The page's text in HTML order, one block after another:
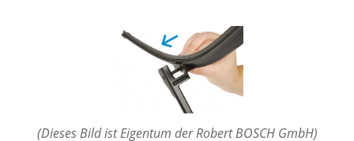
(Dieses Bild ist Eigentum der Robert BOSCH GmbH)